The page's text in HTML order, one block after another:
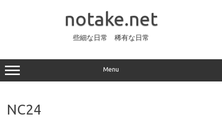
ッ
プ
notake.net
些細な日常 稀有な日常
Menu
NC24